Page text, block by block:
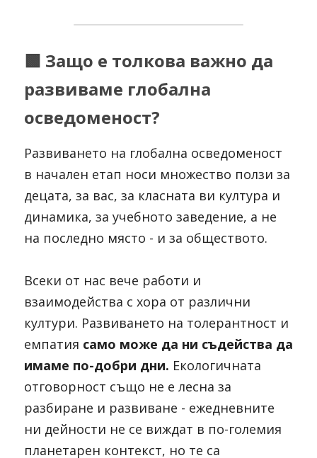
🟩 Защо е толкова важно да
развиваме глобална
осведоменост?
Развиването на глобална осведоменост
в начален етап носи множество ползи за
децата, за вас, за класната ви култура и
динамика, за учебното заведение, а не
на последно място - и за обществото.
Всеки от нас вече работи и
взаимодейства с хора от различни
култури. Развиването на толерантност и
емпатия само може да ни съдейства да
имаме по-добри дни. Екологичната
отговорност също не е лесна за
разбиране и развиване - ежедневните
ни дейности не се виждат в по-големия
планетарен контекст, но те са